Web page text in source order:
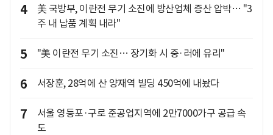
4
美 국방부, 이란전 무기 소진에 방산업체 증산 압박… "3
주 내 납품 계획 내라"
5 "美 이란전 무기 소진… 장기화 시 중·러에 유리"
6 서장훈, 28억에 산 양재역 빌딩 450억에 내놨다
7
서울 영등포·구로 준공업지역에 2만7000가구 공급 속
도